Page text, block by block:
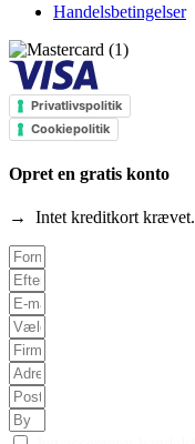
Handelsbetingelser
Privatlivspolitik
Cookiepolitik
Opret en gratis konto
→ Intet kreditkort krævet.